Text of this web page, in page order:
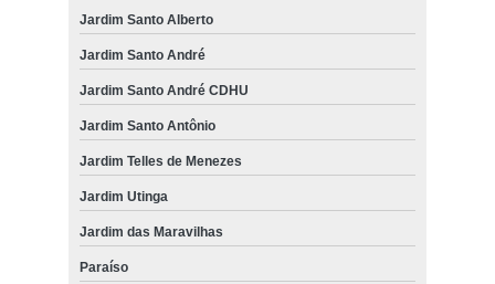
Jardim Santo Alberto
Jardim Santo André
Jardim Santo André CDHU
Jardim Santo Antônio
Jardim Telles de Menezes
Jardim Utinga
Jardim das Maravilhas
Paraíso